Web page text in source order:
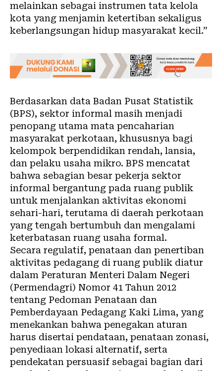
melainkan sebagai instrumen tata kelola
kota yang menjamin ketertiban sekaligus
keberlangsungan hidup masyarakat kecil.”
Berdasarkan data Badan Pusat Statistik
(BPS), sektor informal masih menjadi
penopang utama mata pencaharian
masyarakat perkotaan, khususnya bagi
kelompok berpendidikan rendah, lansia,
dan pelaku usaha mikro. BPS mencatat
bahwa sebagian besar pekerja sektor
informal bergantung pada ruang publik
untuk menjalankan aktivitas ekonomi
sehari-hari, terutama di daerah perkotaan
yang tengah bertumbuh dan mengalami
keterbatasan ruang usaha formal.
Secara regulatif, penataan dan penertiban
aktivitas pedagang di ruang publik diatur
dalam Peraturan Menteri Dalam Negeri
(Permendagri) Nomor 41 Tahun 2012
tentang Pedoman Penataan dan
Pemberdayaan Pedagang Kaki Lima, yang
menekankan bahwa penegakan aturan
harus disertai pendataan, penataan zonasi,
penyediaan lokasi alternatif, serta
pendekatan persuasif sebagai bagian dari